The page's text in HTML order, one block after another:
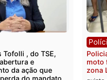
ler...